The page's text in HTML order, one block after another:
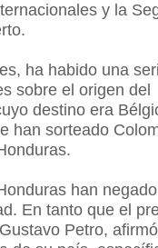
y la
ha habido una
sobre el origen del
destino era
han sorteado
han
En tanto que el
Petro,